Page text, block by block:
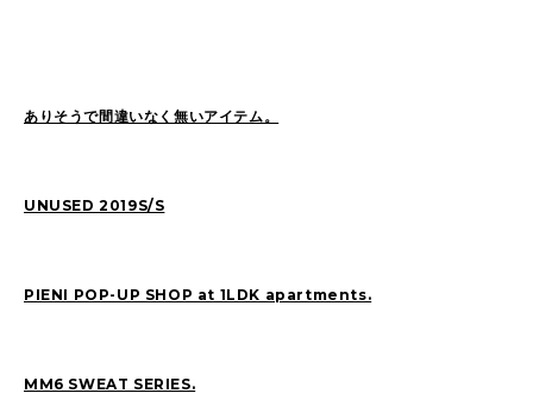
ありそうで間違いなく無いアイテム。
UNUSED 2019S/S
PIENI POP-UP SHOP at 1LDK apartments.
MM6 SWEAT SERIES.